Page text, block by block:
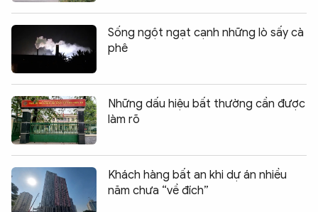
Sống ngột ngạt cạnh những lò sấy cà
phê
Những dấu hiệu bất thường cần được
làm rõ
Khách hàng bất an khi dự án nhiều
năm chưa “về đích”